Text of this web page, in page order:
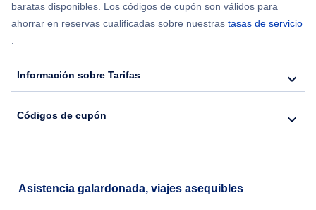
Flights from Nueva York to Seúl
baratas disponibles. Los códigos de cupón son válidos para
ahorrar en reservas cualificadas sobre nuestras tasas de servicio
.
Información sobre Tarifas
Códigos de cupón
Asistencia galardonada, viajes asequibles